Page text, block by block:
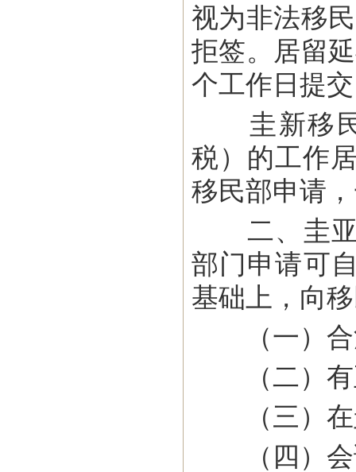
视为非法移
拒签。居留
个工作日提
圭新移民
税）的工作
移民部申请
二、圭亚
部门申请可
基础上，向
（一）合
（二）有
（三）在
（四）会